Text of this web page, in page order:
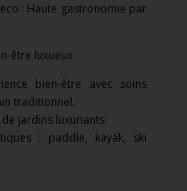
: Haute gastronomie par
être luxueux
bien-être avec soins
traditionnel.
jardins luxuriants
: paddle, kayak, ski